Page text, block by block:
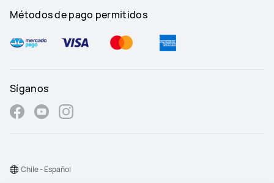
Métodos de pago permitidos
Síganos
Chile - Español